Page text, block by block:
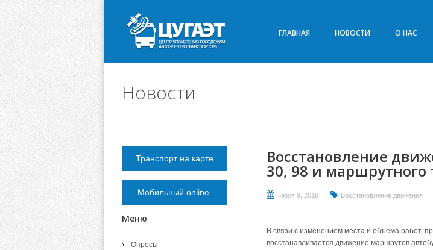
ГЛАВНАЯ НОВОСТИ О НАС
Новости
Восстановление
30, 98 и маршрутного
июля 9, 2018 Восстановление движения
В связи с изменением места и объема работ,
восстанавливается движение маршрутов
Транспорт на карте
Мобильный online
Меню
Опросы